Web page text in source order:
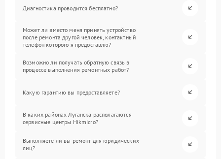
Диагностика проводится бесплатно?
Может ли вместо меня принять устройство
после ремонта другой человек, контактный
телефон которого я предоставлю?
Возможно ли получать обратную связь в
процессе выполнения ремонтных работ?
Какую гарантию вы предоставляете?
В каких районах Луганска располагаются
сервисные центры Hikmicro?
Выполняете ли вы ремонт для юридических
лиц?